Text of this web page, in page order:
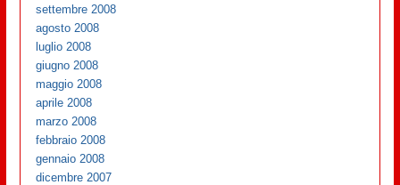
settembre 2008
agosto 2008
luglio 2008
giugno 2008
maggio 2008
aprile 2008
marzo 2008
febbraio 2008
gennaio 2008
dicembre 2007